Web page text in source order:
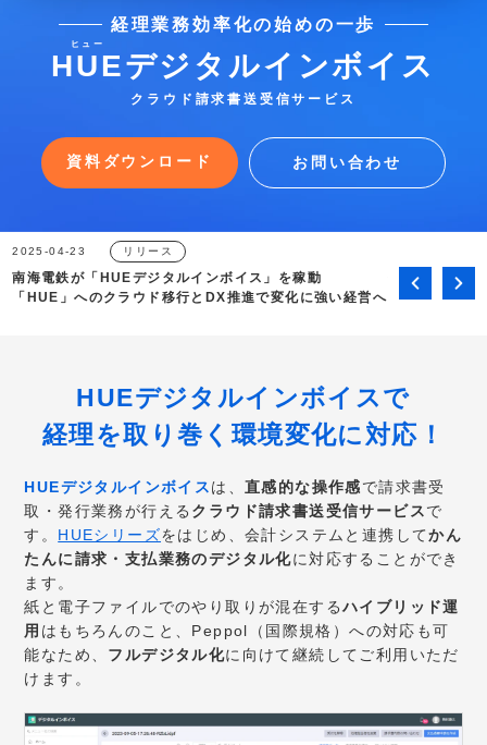
経理業務効率化の始めの一歩
HUE
ヒュー
デジタルインボイス
クラウド請求書送受信サービス
資料ダウンロード お問い合わせ
2025-04-23 リリース
南海電鉄が「HUEデジタルインボイス」を稼動
「HUE」へのクラウド移行とDX推進で変化に強い経営へ
効率的なビジ
導入ポイント
HUEデジタルインボイスで
経理を取り巻く環境変化に対応！
HUEデジタルインボイスは、直感的な操作感で請求書受
取・発行業務が行える クラウド請求書送受信サービスで
す。 HUEシリーズをはじめ、会計システムと連携してかん
たんに請求・支払業務のデジタル化に対応することができ
ます。
紙と電子ファイルでのやり取りが混在するハイブリッド運
用 はもちろんのこと、 Peppol（国際規格）への対応も可
能なため、 フルデジタル化に向けて継続してご利用いただ
けます。